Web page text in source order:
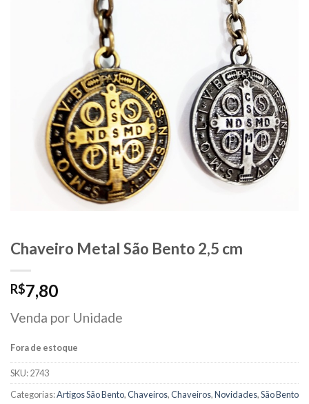
Chaveiro Metal São Bento 2,5 cm
R$7,80
Venda por Unidade
Fora de estoque
SKU:2743
Categorias:Artigos São Bento,Chaveiros,Chaveiros,Novidades,São Bento